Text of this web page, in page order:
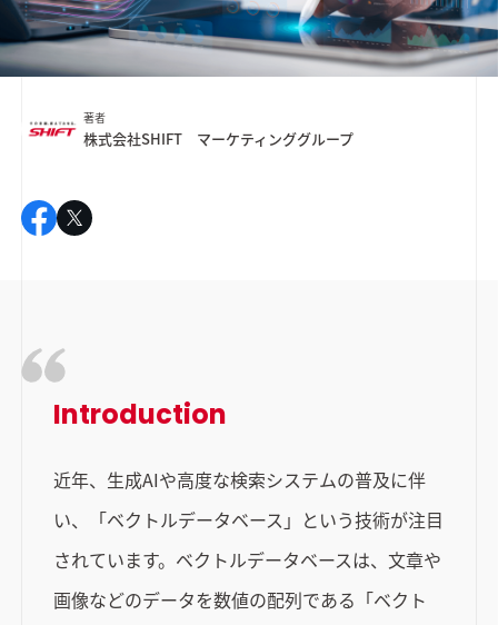
著者
株式会社SHIFT マーケティンググループ
Introduction
近年、生成AIや高度な検索システムの普及に伴
い、「ベクトルデータベース」という技術が注目
されています。ベクトルデータベースは、文章や
画像などのデータを数値の配列である「ベクト